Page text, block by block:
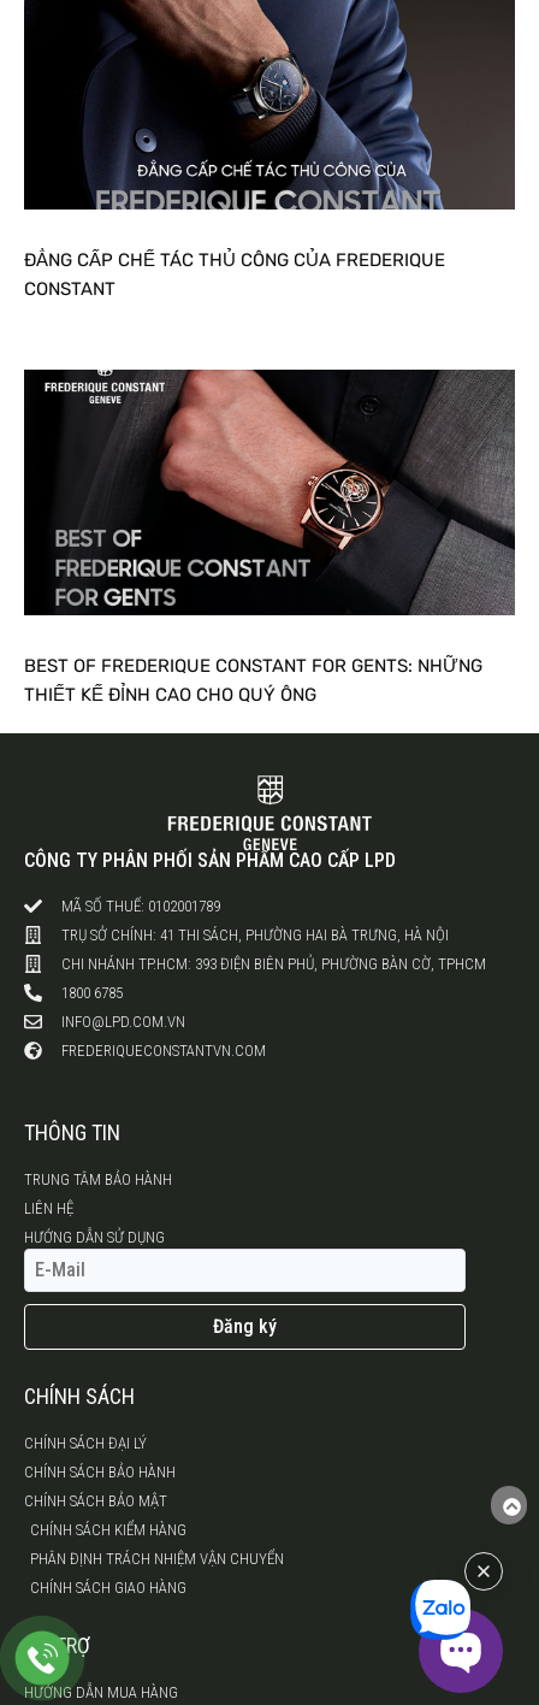
ĐẲNG CẤP CHẾ TÁC THỦ CÔNG CỦA FREDERIQUE
CONSTANT
BEST OF FREDERIQUE CONSTANT FOR GENTS: NHỮNG
THIẾT KẾ ĐỈNH CAO CHO QUÝ ÔNG
CÔNG TY PHÂN PHỐI SẢN PHẨM CAO CẤP LPD
MÃ SỐ THUẾ: 0102001789
TRỤ SỞ CHÍNH: 41 THI SÁCH, PHƯỜNG HAI BÀ TRƯNG, HÀ NỘI
CHI NHÁNH TP.HCM: 393 ĐIỆN BIÊN PHỦ, PHƯỜNG BÀN CỜ, TPHCM
1800 6785
INFO@LPD.COM.VN
FREDERIQUECONSTANTVN.COM
THÔNG TIN
TRUNG TÂM BẢO HÀNH
LIÊN HỆ
HƯỚNG DẪN SỬ DỤNG
Đăng ký
CHÍNH SÁCH
CHÍNH SÁCH ĐẠI LÝ
CHÍNH SÁCH BẢO HÀNH
CHÍNH SÁCH BẢO MẬT
CHÍNH SÁCH KIỂM HÀNG
PHÂN ĐỊNH TRÁCH NHIỆM VẬN CHUYỂN
CHÍNH SÁCH GIAO HÀNG
HỖ TRỢ
HƯỚNG DẪN MUA HÀNG